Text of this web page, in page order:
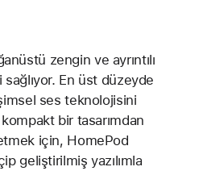
zengin ve ayrıntılı
En üst düzeyde
ses teknolojisini
bir tasarımdan
için, HomePod
geliştirilmiş yazılımla